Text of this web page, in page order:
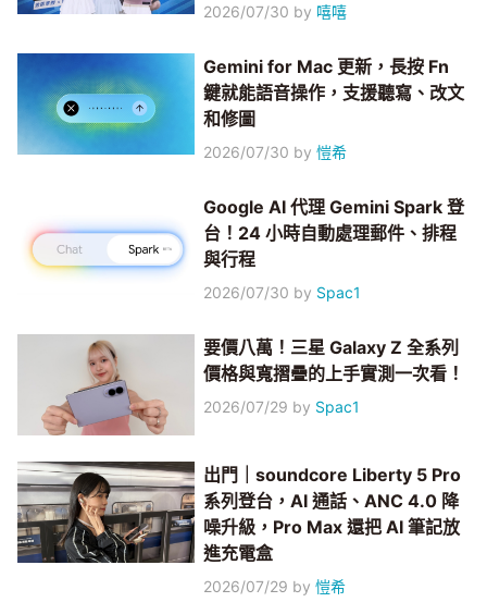
2026/07/30 by 嘻嘻
Gemini for Mac 更新，長按 Fn
鍵就能語音操作，支援聽寫、改文
和修圖
2026/07/30 by愷希
Google AI 代理 Gemini Spark 登
台！24 小時自動處理郵件、排程
與行程
2026/07/30 by Spac1
要價八萬！三星 Galaxy Z 全系列
價格與寬摺疊的上手實測一次看！
2026/07/29 by Spac1
出門｜soundcore Liberty 5 Pro
系列登台，AI 通話、ANC 4.0 降
噪升級，Pro Max 還把 AI 筆記放
進充電盒
2026/07/29 by愷希